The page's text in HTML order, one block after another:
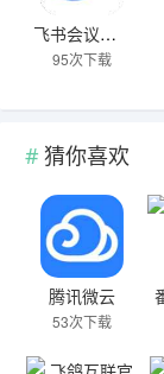
飞书会议网页版登录入口
95次下载
猜你喜欢
腾讯微云
53次下载